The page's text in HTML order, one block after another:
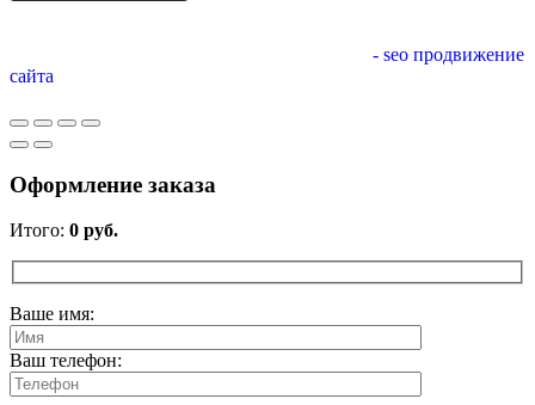
- seo продвижение
сайта
Оформление заказа
Итого: 0 руб.
Ваше имя:
Ваш телефон: